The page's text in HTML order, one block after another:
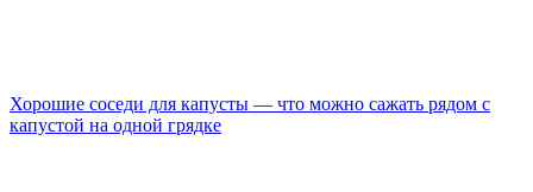
Хорошие соседи для капусты — что можно сажать рядом с
капустой на одной грядке